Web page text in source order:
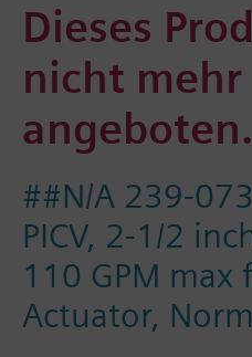
Dieses
nicht mehr
angeboten.
##N/A 239-
PICV, 2-1/2
110 GPM max
Actuator,